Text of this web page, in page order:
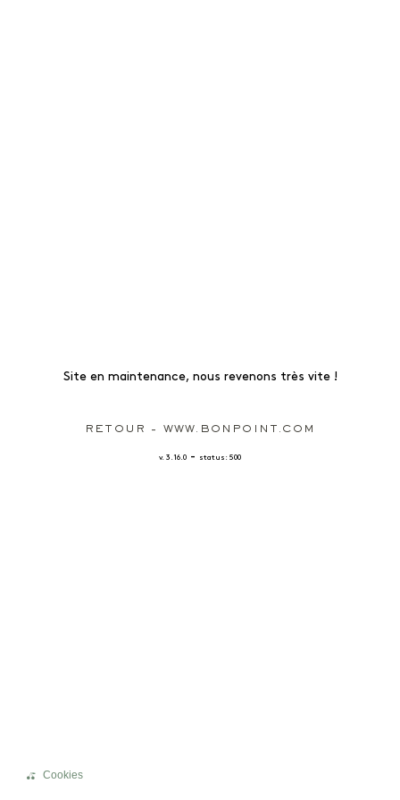
Site en maintenance, nous revenons très vite !
RETOUR - WWW.BONPOINT.COM
v. 3.16.0 - status: 500